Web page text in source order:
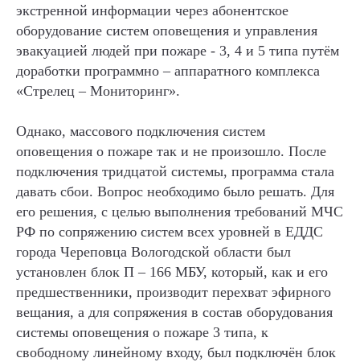
экстренной информации через абонентское
оборудование систем оповещения и управления
эвакуацией людей при пожаре - 3, 4 и 5 типа путём
доработки программно – аппаратного комплекса
«Стрелец – Мониторинг».
Однако, массового подключения систем
оповещения о пожаре так и не произошло. После
подключения тридцатой системы, программа стала
давать сбои. Вопрос необходимо было решать. Для
его решения, с целью выполнения требований МЧС
РФ по сопряжению систем всех уровней в ЕДДС
города Череповца Вологодской области был
установлен блок П – 166 МБУ, который, как и его
предшественники, производит перехват эфирного
вещания, а для сопряжения в состав оборудования
системы оповещения о пожаре 3 типа, к
свободному линейному входу, был подключён блок